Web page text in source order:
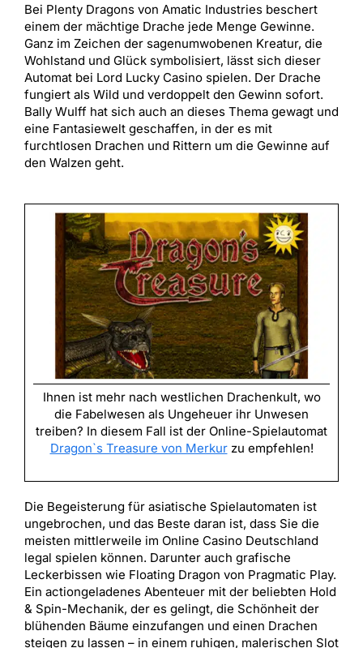
Bei Plenty Dragons von Amatic Industries beschert
einem der mächtige Drache jede Menge Gewinne.
Ganz im Zeichen der sagenumwobenen Kreatur, die
Wohlstand und Glück symbolisiert, lässt sich dieser
Automat bei Lord Lucky Casino spielen. Der Drache
fungiert als Wild und verdoppelt den Gewinn sofort.
Bally Wulff hat sich auch an dieses Thema gewagt und
eine Fantasiewelt geschaffen, in der es mit
furchtlosen Drachen und Rittern um die Gewinne auf
den Walzen geht.
Ihnen ist mehr nach westlichen Drachenkult, wo
die Fabelwesen als Ungeheuer ihr Unwesen
treiben? In diesem Fall ist der Online-Spielautomat
Dragon`s Treasure von Merkurzu empfehlen!
Die Begeisterung für asiatische Spielautomaten ist
ungebrochen, und das Beste daran ist, dass Sie die
meisten mittlerweile im Online Casino Deutschland
legal spielen können. Darunter auch grafische
Leckerbissen wie Floating Dragon von Pragmatic Play.
Ein actiongeladenes Abenteuer mit der beliebten Hold
& Spin-Mechanik, der es gelingt, die Schönheit der
blühenden Bäume einzufangen und einen Drachen
steigen zu lassen – in einem ruhigen, malerischen Slot